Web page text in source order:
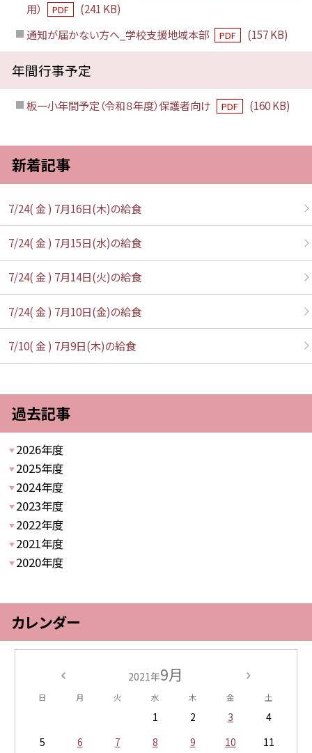
用）
PDF
(241 KB)
通知が届かない方へ_学校支援地域本部
PDF (157 KB)
年間行事予定
板一小年間予定（令和８年度）保護者向け PDF (160 KB)
新着記事
7/24( 金 ) 7月16日(木)の給食
7/24( 金 ) 7月15日(水)の給食
7/24( 金 ) 7月14日(火)の給食
7/24( 金 ) 7月10日(金)の給食
7/10( 金 ) 7月9日(木)の給食
過去記事
2026年度
2025年度
2024年度
2023年度
2022年度
2021年度
2020年度
カレンダー
2021年9月
日 月 火 水 木 金 土
1 2 3
4
5
6 7 8 9 10
11